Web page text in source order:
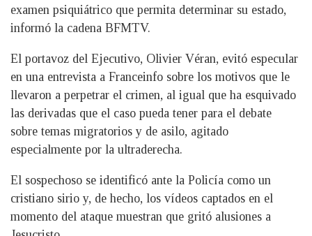
examen psiquiátrico que permita determinar su estado,
informó la cadena BFMTV.
El portavoz del Ejecutivo, Olivier Véran, evitó especular
en una entrevista a Franceinfo sobre los motivos que le
llevaron a perpetrar el crimen, al igual que ha esquivado
las derivadas que el caso pueda tener para el debate
sobre temas migratorios y de asilo, agitado
especialmente por la ultraderecha.
El sospechoso se identificó ante la Policía como un
cristiano sirio y, de hecho, los vídeos captados en el
momento del ataque muestran que gritó alusiones a